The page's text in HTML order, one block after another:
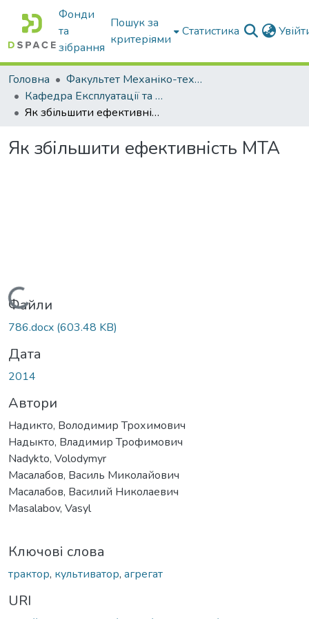
Фонди
та
зібрання
Пошук за
критеріями
Статистика
Головна
Факультет Механіко-технологічний
Кафедра Експлуатації та технічного сервісу машин
Як збільшити ефективність МТА
Як збільшити ефективність МТА
Вантажиться...
Файли
786.docx (603.48 KB)
Дата
2014
Автори
Надикто, Володимир Трохимович
Надыкто, Владимир Трофимович
Nadykto, Volodymyr
Масалабов, Василь Миколайович
Масалабов, Василий Николаевич
Masalabov, Vasyl
Ключові слова
трактор, культиватор, агрегат
URI